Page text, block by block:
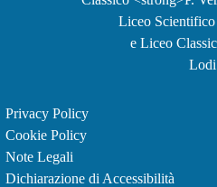
Liceo Scientifico
e Liceo
Lodi
Privacy Policy
Cookie Policy
Note Legali
Dichiarazione di Accessibilità